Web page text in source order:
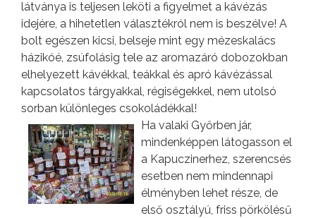
látványa is teljesen leköti a figyelmet a kávézás
idejére, a hihetetlen választékról nem is beszélve! A
bolt egészen kicsi, belseje mint egy mézeskalács
házikóé, zsúfolásig tele az aromazáró dobozokban
elhelyezett kávékkal, teákkal és apró kávézással
kapcsolatos tárgyakkal, régiségekkel, nem utolsó
sorban különleges csokoládékkal!
Ha valaki Győrben jár,
mindenképpen látogasson el
a Kapuczinerhez, szerencsés
esetben nem mindennapi
élményben lehet része, de
első osztályú, friss pörkölésű